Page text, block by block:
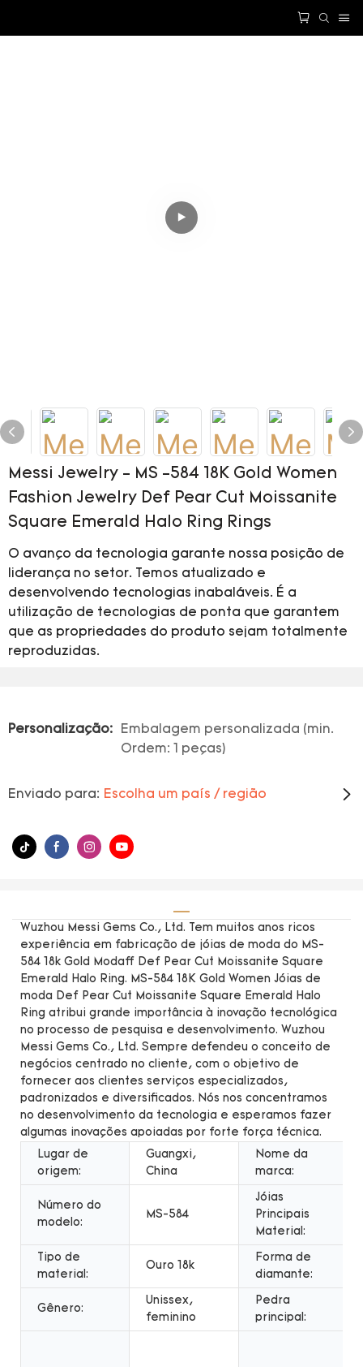
Messi Jewelry - MS -584 18K Gold Women
Fashion Jewelry Def Pear Cut Moissanite
Square Emerald Halo Ring Rings
O avanço da tecnologia garante nossa posição de
liderança no setor. Temos atualizado e
desenvolvendo tecnologias inabaláveis. É a
utilização de tecnologias de ponta que garantem
que as propriedades do produto sejam totalmente
reproduzidas.
Personalização:
Embalagem personalizada (min.
Ordem: 1 peças)
Enviado para: Escolha um país / região
Wuzhou Messi Gems Co., Ltd. Tem muitos anos ricos
experiência em fabricação de jóias de moda do MS-
584 18k Gold Modaff Def Pear Cut Moissanite Square
Emerald Halo Ring. MS-584 18K Gold Women Jóias de
moda Def Pear Cut Moissanite Square Emerald Halo
Ring atribui grande importância à inovação tecnológica
no processo de pesquisa e desenvolvimento. Wuzhou
Messi Gems Co., Ltd. Sempre defendeu o conceito de
negócios centrado no cliente, com o objetivo de
fornecer aos clientes serviços especializados,
padronizados e diversificados. Nós nos concentramos
no desenvolvimento da tecnologia e esperamos fazer
algumas inovações apoiadas por forte força técnica.
Lugar de
origem:
Guangxi,
China
Nome da
marca:
Número do
modelo:
MS-584
Jóias
Principais
Material:
Tipo de
material:
Ouro 18k
Forma de
diamante:
Gênero:
Unissex,
feminino
Pedra
principal: